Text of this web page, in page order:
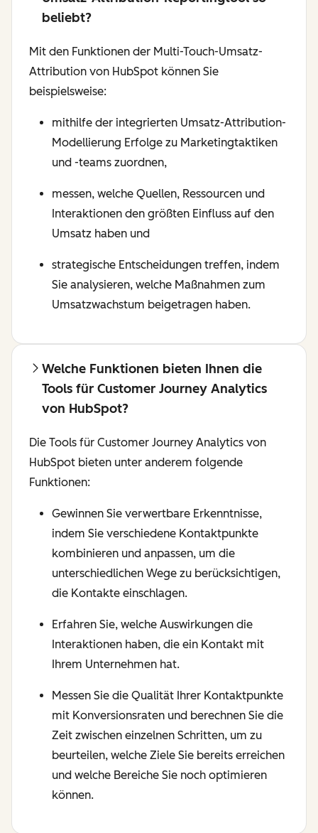
beliebt?
Mit den Funktionen der Multi-Touch-Umsatz-
Attribution von HubSpot können Sie
beispielsweise:
mithilfe der integrierten Umsatz-Attribution-
Modellierung Erfolge zu Marketingtaktiken
und -teams zuordnen,
messen, welche Quellen, Ressourcen und
Interaktionen den größten Einfluss auf den
Umsatz haben und
strategische Entscheidungen treffen, indem
Sie analysieren, welche Maßnahmen zum
Umsatzwachstum beigetragen haben.
Welche Funktionen bieten Ihnen die
Tools für Customer Journey Analytics
von HubSpot?
Die Tools für Customer Journey Analytics von
HubSpot bieten unter anderem folgende
Funktionen:
Gewinnen Sie verwertbare Erkenntnisse,
indem Sie verschiedene Kontaktpunkte
kombinieren und anpassen, um die
unterschiedlichen Wege zu berücksichtigen,
die Kontakte einschlagen.
Erfahren Sie, welche Auswirkungen die
Interaktionen haben, die ein Kontakt mit
Ihrem Unternehmen hat.
Messen Sie die Qualität Ihrer Kontaktpunkte
mit Konversionsraten und berechnen Sie die
Zeit zwischen einzelnen Schritten, um zu
beurteilen, welche Ziele Sie bereits erreichen
und welche Bereiche Sie noch optimieren
können.